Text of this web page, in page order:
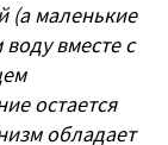
(а маленькие
вместе с
остается
обладает